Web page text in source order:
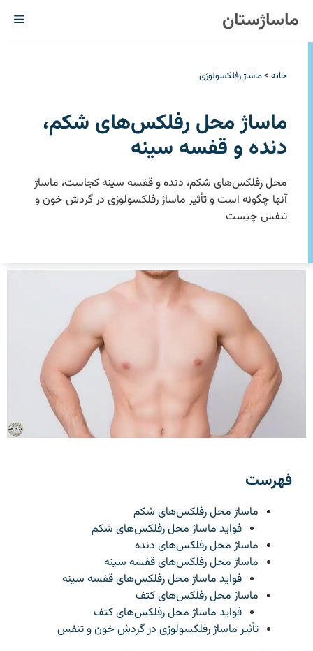
محتوا
ماساژستان
خانه >ماساژ رفلکسولوژی
ماساژ محل رفلکس‌های شکم،
دنده و قفسه سینه
محل رفلکس‌های شکم، دنده و قفسه سینه کجاست، ماساژ
آنها چگونه است و تأثیر ماساژ رفلکسولوژی در ‏گردش خون و
تنفس چیست
فهرست
ماساژ محل رفلکس‌های شکم
فواید ماساژ محل رفلکس‌های شکم
ماساژ محل رفلکس‌های دنده
ماساژ محل رفلکس‌های قفسه سینه
فواید ماساژ محل رفلکس‌های قفسه سینه
ماساژ محل رفلکس‌های کتف
فواید ماساژ محل رفلکس‌های کتف
تأثیر ماساژ رفلکسولوژی در گردش خون و تنفس